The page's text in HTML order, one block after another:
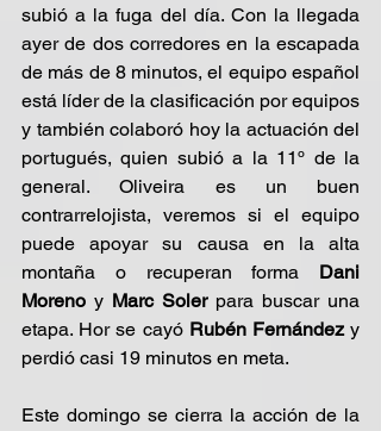
subió a la fuga del día. Con la llegada
ayer de dos corredores en la escapada
de más de 8 minutos, el equipo español
está líder de la clasificación por equipos
y también colaboró hoy la actuación del
portugués, quien subió a la 11º de la
general. Oliveira es un buen
contrarrelojista, veremos si el equipo
puede apoyar su causa en la alta
montaña o recuperan forma Dani
Moreno y Marc Soler para buscar una
etapa. Hor se cayó Rubén Fernández y
perdió casi 19 minutos en meta.
Este domingo se cierra la acción de la